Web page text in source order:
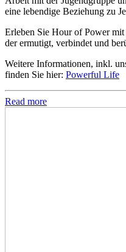
eine lebendige Beziehung zu
Erleben Sie Hour of Power
der ermutigt, verbindet und
Weitere Informationen, inkl.
finden Sie hier: Powerful Life
Read more